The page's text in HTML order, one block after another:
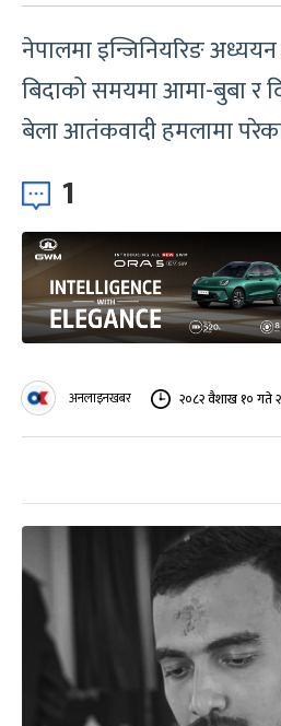
नेपालमा इन्जिनियरिङ अध्ययन
बिदाको समयमा आमा-बुबा र
बेला आतंकवादी हमलामा
1
अनलाइनखबर २०८२ वैशाख १० गते